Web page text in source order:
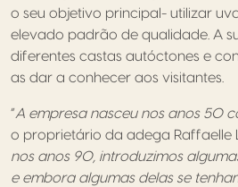
o seu objetivo principal- utilizar
elevado padrão de qualidade. A
diferentes castas autóctones e
as dar a conhecer aos visitantes.
“A empresa nasceu nos anos 50
o proprietário da adega Raffaelle
nos anos 90, introduzimos
e embora algumas delas se